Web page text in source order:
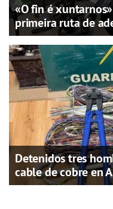
«O fin é
primeira ruta de
Detenidos tres
cable de cobre en